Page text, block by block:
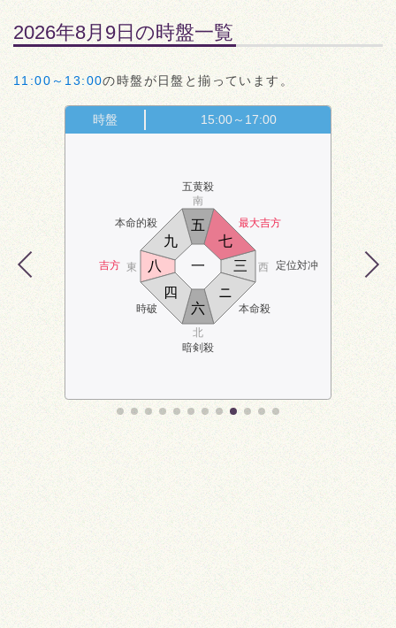
2026年8月9日の時盤一覧
11:00～13:00の時盤が日盤と揃っています。
時盤 15:00～17:00
本命的殺
五黄殺
最大吉方
吉方 定位対冲
時破
暗剣殺
本命殺
南
北
東 西
六
七
八
九
一
ニ
三
四
五